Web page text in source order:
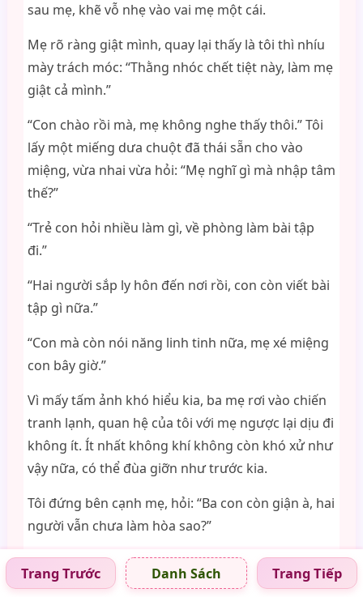
sau mẹ, khẽ vỗ nhẹ vào vai mẹ một cái.
Mẹ rõ ràng giật mình, quay lại thấy là tôi thì nhíu
mày trách móc: “Thằng nhóc chết tiệt này, làm mẹ
giật cả mình.”
“Con chào rồi mà, mẹ không nghe thấy thôi.” Tôi
lấy một miếng dưa chuột đã thái sẵn cho vào
miệng, vừa nhai vừa hỏi: “Mẹ nghĩ gì mà nhập tâm
thế?”
“Trẻ con hỏi nhiều làm gì, về phòng làm bài tập
đi.”
“Hai người sắp ly hôn đến nơi rồi, con còn viết bài
tập gì nữa.”
“Con mà còn nói năng linh tinh nữa, mẹ xé miệng
con bây giờ.”
Vì mấy tấm ảnh khó hiểu kia, ba mẹ rơi vào chiến
tranh lạnh, quan hệ của tôi với mẹ ngược lại dịu đi
không ít. Ít nhất không khí không còn khó xử như
vậy nữa, có thể đùa giỡn như trước kia.
Tôi đứng bên cạnh mẹ, hỏi: “Ba con còn giận à, hai
người vẫn chưa làm hòa sao?”
Mẹ gắp đồ ăn đã thái xong vào đĩa, không thèm
để ý đến tôi. Tôi tiếp tục hỏi dồn: “Hôm đó chúng
Trang Trước Danh Sách Trang Tiếp